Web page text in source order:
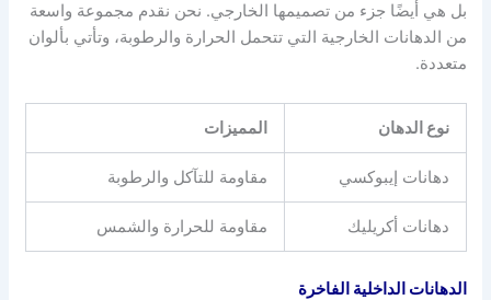
بل هي أيضًا جزء من تصميمها الخارجي. نحن نقدم مجموعة واسعة
من الدهانات الخارجية التي تتحمل الحرارة والرطوبة، وتأتي بألوان
متعددة.
نوع الدهان المميزات
دهانات إيبوكسي مقاومة للتآكل والرطوبة
دهانات أكريليك مقاومة للحرارة والشمس
الدهانات الداخلية الفاخرة